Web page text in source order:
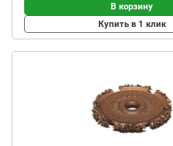
В корзину
Купить в 1 клик